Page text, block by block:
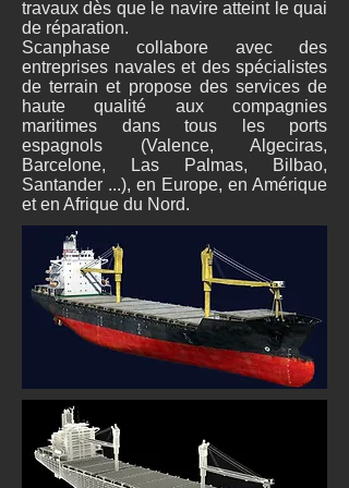
travaux dès que le navire atteint le quai
de réparation.
Scanphase collabore avec des
entreprises navales et des spécialistes
de terrain et propose des services de
haute qualité aux compagnies
maritimes dans tous les ports
espagnols (Valence, Algeciras,
Barcelone, Las Palmas, Bilbao,
Santander ...), en Europe, en Amérique
et en Afrique du Nord.